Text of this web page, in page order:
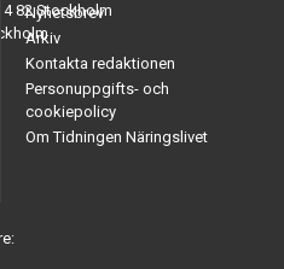
82 Stockholm
Nyhetsbrev
Arkiv
Kontakta redaktionen
Personuppgifts- och
cookiepolicy
Om Tidningen Näringslivet